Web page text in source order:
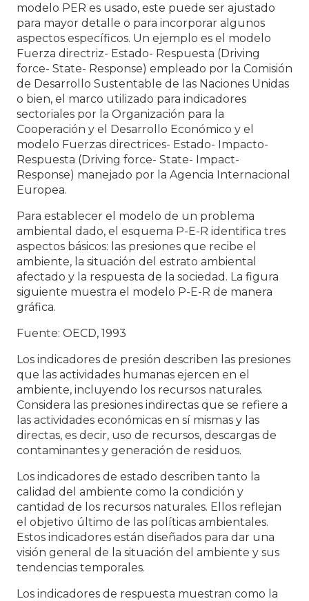
NUESTRA EMPRESA
SERVICIOS
ANTECEDENTES
NOVEDADES
CONTACTO
modelo PER es usado, este puede ser ajustado
para mayor detalle o para incorporar algunos
aspectos específicos. Un ejemplo es el modelo
Fuerza directriz- Estado- Respuesta (Driving
force- State- Response) empleado por la Comisión
de Desarrollo Sustentable de las Naciones Unidas
o bien, el marco utilizado para indicadores
sectoriales por la Organización para la
Cooperación y el Desarrollo Económico y el
modelo Fuerzas directrices- Estado- Impacto-
Respuesta (Driving force- State- Impact-
Response) manejado por la Agencia Internacional
Europea.
Para establecer el modelo de un problema
ambiental dado, el esquema P-E-R identifica tres
aspectos básicos: las presiones que recibe el
ambiente, la situación del estrato ambiental
afectado y la respuesta de la sociedad. La figura
siguiente muestra el modelo P-E-R de manera
gráfica.
Fuente: OECD, 1993
Los indicadores de presión describen las presiones
que las actividades humanas ejercen en el
ambiente, incluyendo los recursos naturales.
Considera las presiones indirectas que se refiere a
las actividades económicas en sí mismas y las
directas, es decir, uso de recursos, descargas de
contaminantes y generación de residuos.
Los indicadores de estado describen tanto la
calidad del ambiente como la condición y
cantidad de los recursos naturales. Ellos reflejan
el objetivo último de las políticas ambientales.
Estos indicadores están diseñados para dar una
visión general de la situación del ambiente y sus
tendencias temporales.
Los indicadores de respuesta muestran como la